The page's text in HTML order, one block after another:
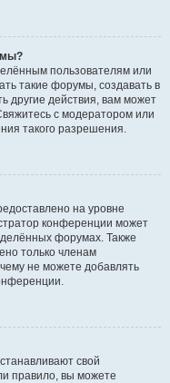
пользователям или
такие форумы, создавать в
другие действия, вам может
с модератором или
такого разрешения.
на уровне
конференции может
форумах. Также
только членам
не можете добавлять
свой
правило, вы можете